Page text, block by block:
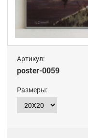
Артикул:
poster-0059
Размеры: